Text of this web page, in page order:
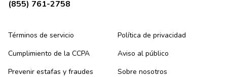
(855) 761-2758
Términos de servicio
Política de privacidad
Cumplimiento de la CCPA
Aviso al público
Prevenir estafas y fraudes
Sobre nosotros